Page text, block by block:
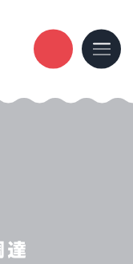
達